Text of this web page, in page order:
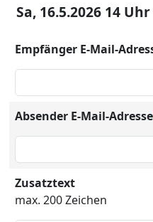
Sa, 16.5.2026 14 Uhr
Empfänger E-Mail-
Absender E-Mail-Adresse
Zusatztext
max. 200 Zeichen